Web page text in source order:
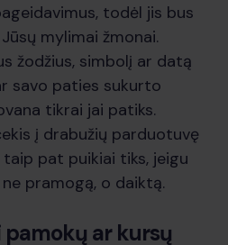
todėl jis bus
mylimai žmonai.
žodžius, simbolį ar datą
savo paties sukurto
tikrai jai patiks.
į drabužių parduotuvę
pat puikiai tiks, jeigu
pramogą, o daiktą.
pamokų ar kursų